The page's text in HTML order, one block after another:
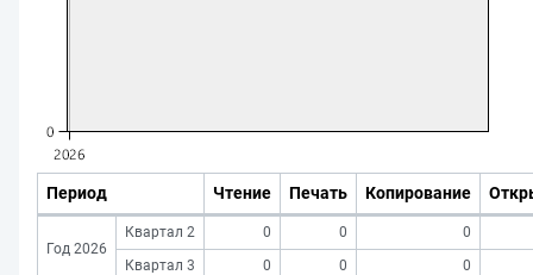
Период Чтение Печать Копирование
Год 2026
Квартал 2 0 0
0
Квартал 3
0 0
0